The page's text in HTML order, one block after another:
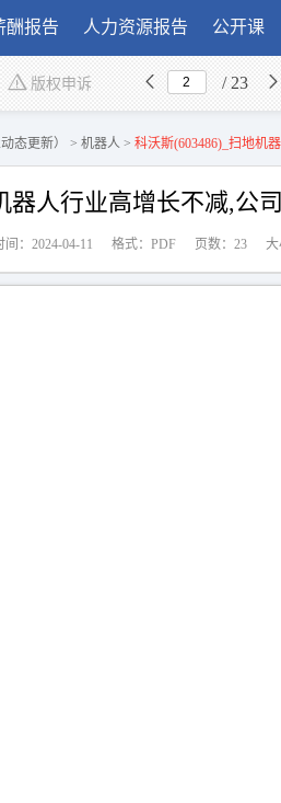
酬报告 人力资源报告 公开课
版权申诉 / 23
态更新） > 机器人 > 科沃斯(603486)_扫地机
器人行业高增长不减,公
间：2024-04-11 格式：PDF 页数：23 大